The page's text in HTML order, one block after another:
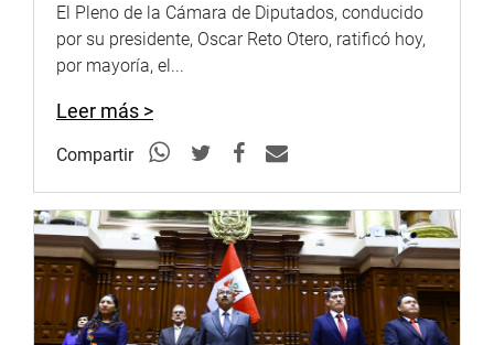
OFICINA DE COMUNICACIONES E IMAGEN
INSTITUCIONAL
El Pleno de la Cámara de Diputados, conducido
por su presidente, Oscar Reto Otero, ratificó hoy,
por mayoría, el...
Leer más >
Compartir